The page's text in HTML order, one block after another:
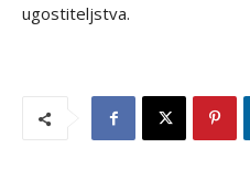
ugostiteljstva.